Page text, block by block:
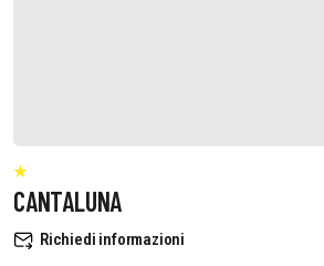
CANTALUNA
Richiedi informazioni